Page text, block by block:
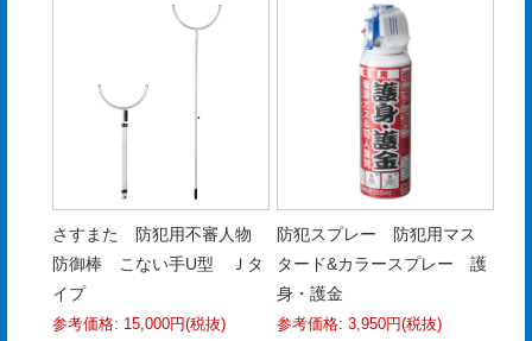
さすまた 防犯用不審人物
防御棒 こない手U型 Ｊタ
イプ
参考価格: 15,000円(税抜)
防犯スプレー 防犯用マス
タード&カラースプレー 護
身・護金
参考価格: 3,950円(税抜)